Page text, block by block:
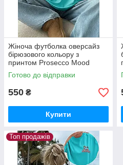
Жіноча футболка оверсайз
бірюзового кольору з
принтом Prosecco Mood
Готово до відправки
550 ₴
Купити
Топ продажів